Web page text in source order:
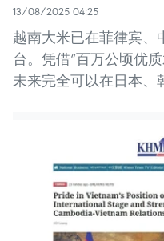
13/08/2025 04:25
越南大米已在菲律宾、
台。凭借“百万公顷优
未来完全可以在日本、